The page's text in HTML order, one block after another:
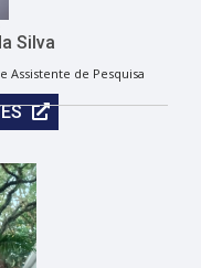
Silva
Assistente de Pesquisa